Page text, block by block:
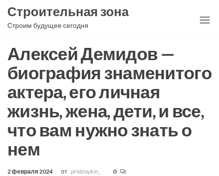
Перейти
Строительная зона
Строим будущее сегодня
Алексей Демидов —
биография знаменитого
актера, его личная
жизнь, жена, дети, и все,
что вам нужно знать о
нем
2 февраля 2024 от pristroykin_ 0